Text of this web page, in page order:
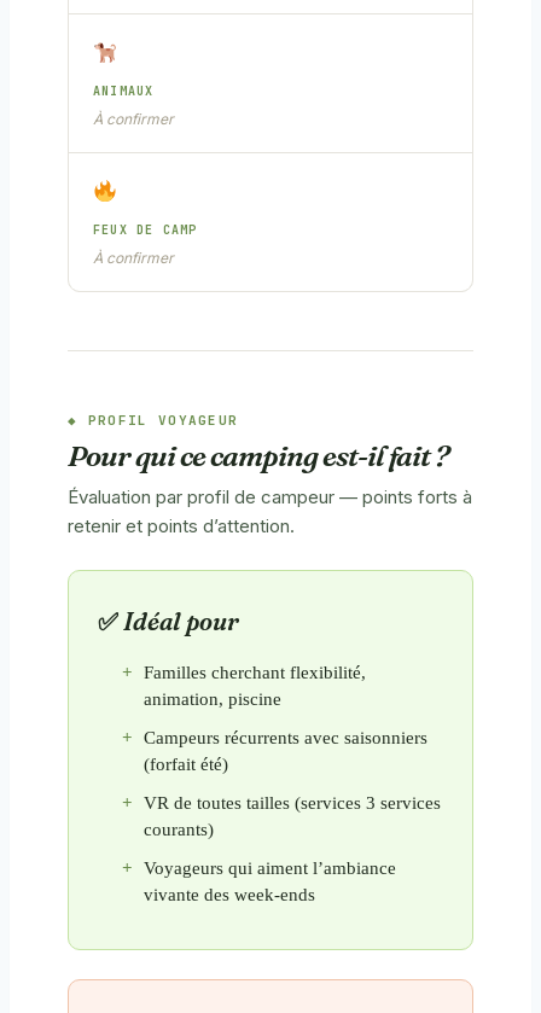
ANIMAUX
À confirmer
FEUX DE CAMP
À confirmer
PROFIL VOYAGEUR
Pour qui ce camping est-il fait ?
Évaluation par profil de campeur — points forts à
retenir et points d’attention.
Idéal pour
Familles cherchant flexibilité,
animation, piscine
Campeurs récurrents avec saisonniers
(forfait été)
VR de toutes tailles (services 3 services
courants)
Voyageurs qui aiment l’ambiance
vivante des week-ends